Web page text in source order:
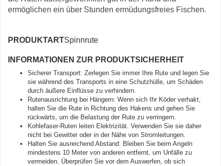
ermöglichen ein über Stunden ermüdungsfreies Fischen.
PRODUKTARTSpinnrute
INFORMATIONEN ZUR PRODUKTSICHERHEIT
Sicherer Transport: Zerlegen Sie immer Ihre Rute und legen Sie
sie während des Transports in eine Schutzhülle, um Schäden
durch äußere Einflüsse zu verhindern.
Rutenausrichtung bei Hängern: Wenn sich Ihr Köder verhakt,
halten Sie die Rute in Richtung des Hakens und gehen Sie
rückwärts, um die Belastung der Rute zu verringern.
Kohlefaser-Ruten leiten Elektrizität. Verwenden Sie sie daher
nicht bei Gewitter oder in der Nähe von Stromleitungen.
Halten Sie ausreichend Abstand: Bleiben Sie beim Angeln
mindestens 10 Meter von anderen entfernt, um Unfälle zu
vermeiden. Überprüfen Sie vor dem Auswerfen, ob sich